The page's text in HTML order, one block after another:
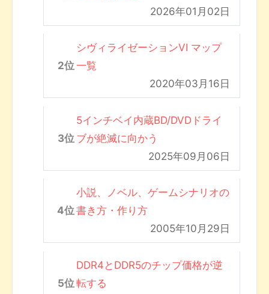
2026年01月02日
シヴィライゼーションVI マップ
一覧
2020年03月16日
5インチベイ内蔵BD/DVDドライ
ブが絶滅に向かう
2025年09月06日
小説、ノベル、ゲームシナリオの
書き方・作り方
2005年10月29日
DDR4とDDR5のチップ価格が逆
転する